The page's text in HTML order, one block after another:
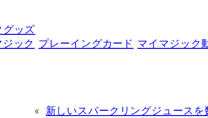
ッズ
ック プレーイングカード マイマジック
« 新しいスパークリングジュースを